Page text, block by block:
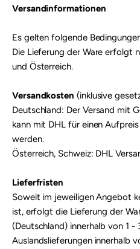
Versandinformationen
Es gelten folgende
Die Lieferung der Ware erfolgt
und Österreich.
Versandkosten (inklusive
Deutschland: Der Versand mit
kann mit DHL für einen
werden.
Österreich, Schweiz: DHL
Lieferfristen
Soweit im jeweiligen Angebot
ist, erfolgt die Lieferung der
(Deutschland) innerhalb von 1 -
Auslandslieferungen innerhalb